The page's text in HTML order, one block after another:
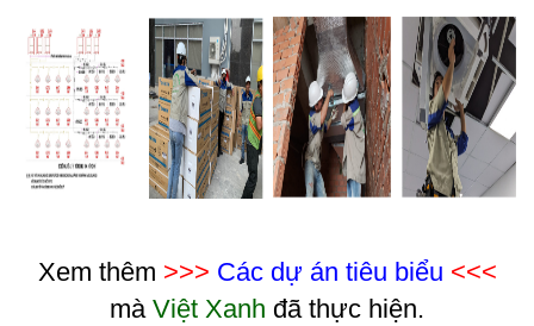
Xem thêm >>> Các dự án tiêu biểu <<<
mà Việt Xanh đã thực hiện.